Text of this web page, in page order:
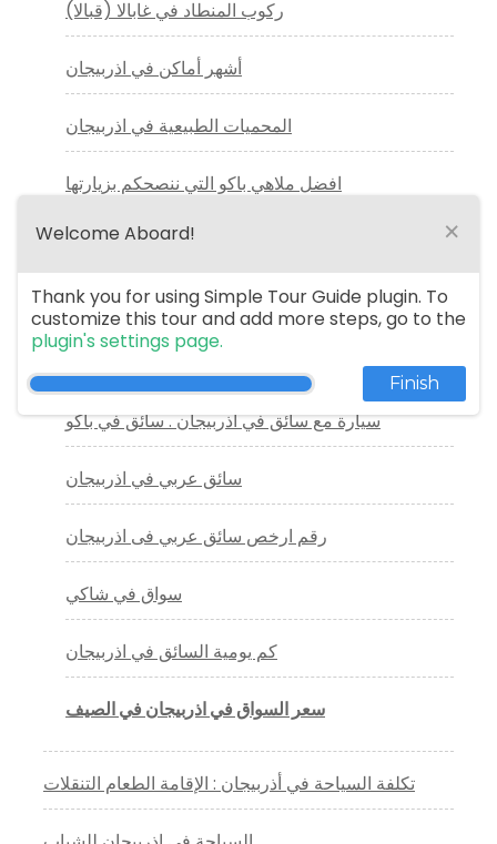
ركوب المنطاد في غابالا (قبالا)
أشهر أماكن في اذربيجان
المحميات الطبيعية في اذربيجان
افضل ملاهي باكو التي ننصحكم بزيارتها
مرشد سياحي في اذربيجان
سيارة مع سائق في أذربيجان . سائق في باكو
سائق عربي في اذربيجان
رقم ارخص سائق عربي فى اذربيجان
سواق في شاكي
كم يومية السائق في اذربيجان
سعر السواق في اذربيجان في الصيف
تكلفة السياحة في أذربيجان : الإقامة الطعام التنقلات
Welcome Aboard! ×
Thank you for using Simple Tour Guide plugin. To
customize this tour and add more steps, go to the
plugin's settings page.
Finish